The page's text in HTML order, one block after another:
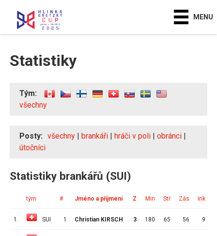
MENU
Statistiky
Tým:
všechny
Posty: všechny | brankáři | hráči v poli | obránci |
útočníci
Statistiky brankářů (SUI)
tým # Jméno a příjmení Z Min Stř Zás Ink
1. SUI 1 Christian KIRSCH 3 180 65 56 9